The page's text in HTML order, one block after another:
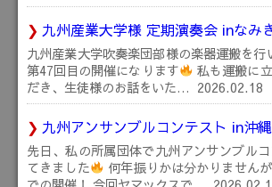
九州産業大学様 定期演奏会 inなみ
九州産業大学吹奏楽団部様の楽器運搬を行
第47回目の開催になります
私も運搬に
だき、生徒様のお話をいた… 2026.02.18
九州アンサンブルコンテスト in沖縄
先日、私の所属団体で九州アンサンブル
てきました
何年振りかは分かりません